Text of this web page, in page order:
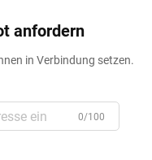
anfordern
in Verbindung setzen.
0/100